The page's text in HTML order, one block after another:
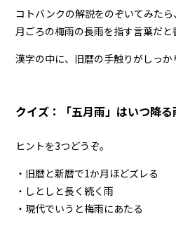
コトバンクの解説をのぞいてみた
月ごろの梅雨の長雨を指す言葉だと
漢字の中に、旧暦の手触りがしっか
クイズ：「五月雨」はいつ降る
ヒントを3つどうぞ。
・旧暦と新暦で1か月ほどズレる
・しとしと長く続く雨
・現代でいうと梅雨にあたる